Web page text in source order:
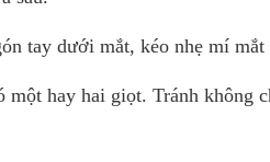
tay dưới mắt, kéo nhẹ mí
một hay hai giọt. Tránh không